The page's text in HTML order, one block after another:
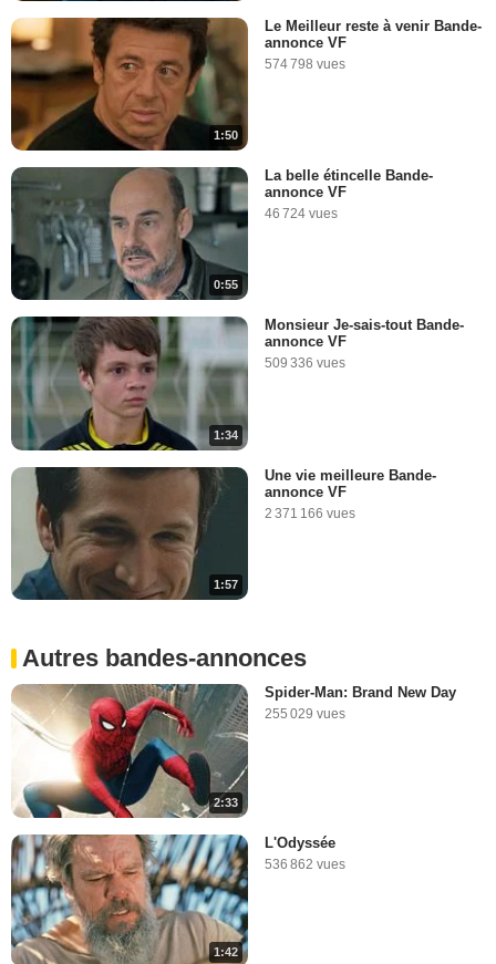
1:50
Le Meilleur reste à venir Bande-
annonce VF
574 798 vues
0:55
La belle étincelle Bande-
annonce VF
46 724 vues
1:34
Monsieur Je-sais-tout Bande-
annonce VF
509 336 vues
1:57
Une vie meilleure Bande-
annonce VF
2 371 166 vues
Autres bandes-annonces
2:33
Spider-Man: Brand New Day
255 029 vues
1:42
L'Odyssée
536 862 vues